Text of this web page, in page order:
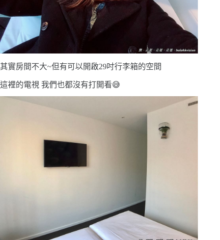
其實房間不大~但有可以開啟29吋行李箱的空間
這裡的電視 我們也都沒有打開看😅